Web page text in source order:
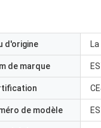
d'origine
de marque
de modèle